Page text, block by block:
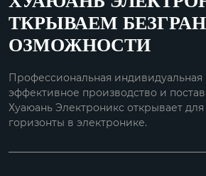
ТКРЫВАЕМ
ОЗМОЖНОСТИ
Профессиональная индивидуальная
эффективное производство и
Хуаюань Электроникс открывает
горизонты в электронике.